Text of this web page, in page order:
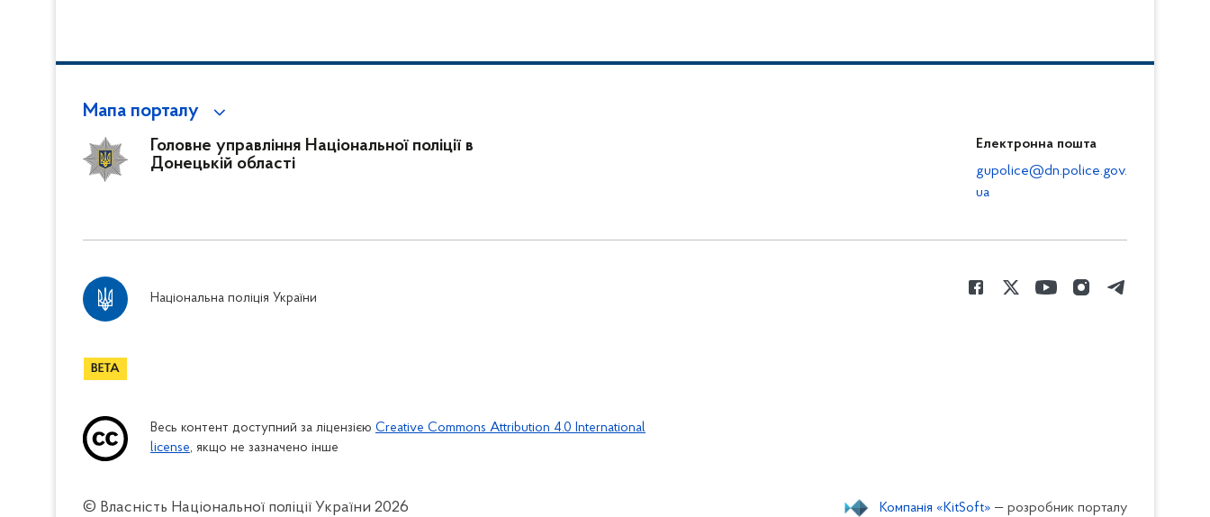
Мапа порталу
Головне управління Національної поліції в
Донецькій області
Електронна пошта
gupolice@dn.police.gov.
ua
Національна поліція України
Весь контент доступний за ліцензією Creative Commons Attribution 4.0 International
license, якщо не зазначено інше
© Власність Національної поліції України 2026 Компанія «KitSoft» — розробник порталу